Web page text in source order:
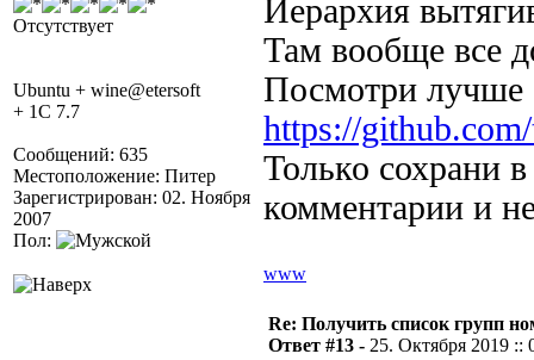
Отсутствует
Ubuntu + wine@etersoft
+ 1C 7.7
Сообщений: 635
Местоположение: Питер
Зарегистрирован: 02. Ноября
2007
Пол:
Иерархия
Там вообще все
Посмотри лучше
https://
Только сохрани
комментарии и
www
Re: Получить список групп
Ответ #13 - 25. Октября 2019 ::